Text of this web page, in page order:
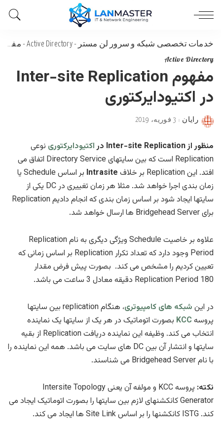
خدمات تخصصی شبکه و سرور لن مستر -
Active Directory
- مفهوم Inter-site Replication در اکتیودایرکتوری
Active Directory
مفهوم Inter-site Replication
در اکتیودایرکتوری
Posted
رایان 3 فوریه، 2019
منظور از Inter-site Replication در اکتیودایرکتوری نوعی
Replication است که بین سایتهای Directory Service اتفاق می
افتد. این Replication بر خلاف
Intrasite
بر اساس Schedule یا
زمان بندی اجرا خواهد شد. مثلا هر زمان تغییری در DC یکی از
سایتها ایجاد شود بر اساس زمان بندی که انجام دادیم Replication
برای Bridgehead Server ها ارسال خواهد شد.
علاوه بر خاصیت Schedule ویژگی دیگری به نام Replication
Period وجود دارد که تعداد تکرار Replication بر اساس زمانی که
تعیین کردیم را مشخص می کند. بصورت پیش فرض مقدار
Replication Period 180 دقیقه معادل 3 ساعت می باشد.
در این شبکه های کامپیوتری
، هنگام replication بین سایتها
پروسهKCC بصورت اتوماتیک در هر یک از سایتها یک نماینده
انتخاب می کند. وظیفه این نماینده دریافت Replication از بقیه
سایتها و انتشار آن بین DC های سایت می باشد. همه این نماینده را
با نام Bridgehead Server می شناسند.
نکته:
پروسه KCC و مولفه آن یعنی Intersite Topology
Generator کانکشنهای لازم بین سایتها را بصورت اتوماتیک ایجاد می
کند. ISTG کانکشنها را بر اساس Site Link ها ایجاد می کند.